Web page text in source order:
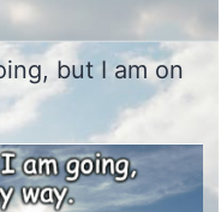
but I am on